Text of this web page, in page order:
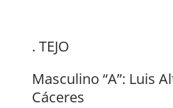
. TEJO
Masculino “A”: Luis
Cáceres